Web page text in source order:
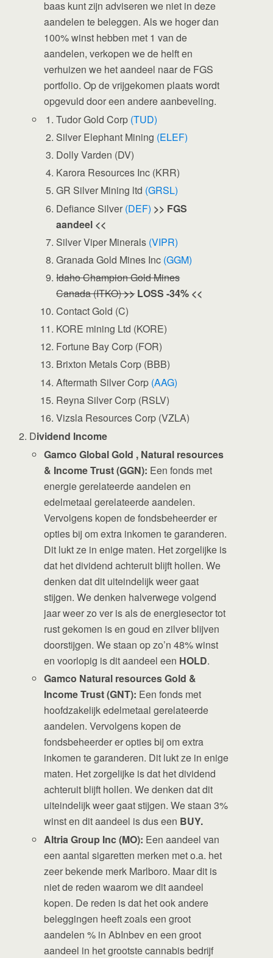
baas kunt zijn adviseren we niet in deze
aandelen te beleggen. Als we hoger dan
100% winst hebben met 1 van de
aandelen, verkopen we de helft en
verhuizen we het aandeel naar de FGS
portfolio. Op de vrijgekomen plaats wordt
opgevuld door een andere aanbeveling.
Tudor Gold Corp (TUD)
Silver Elephant Mining (ELEF)
Dolly Varden (DV)
Karora Resources Inc (KRR)
GR Silver Mining ltd (GRSL)
Defiance Silver (DEF) >> FGS
aandeel <<
Silver Viper Minerals (VIPR)
Granada Gold Mines Inc (GGM)
Idaho Champion Gold Mines
Canada (ITKO)>>LOSS -34% <<
Contact Gold (C)
KORE mining Ltd (KORE)
Fortune Bay Corp (FOR)
Brixton Metals Corp (BBB)
Aftermath Silver Corp (AAG)
Reyna Silver Corp (RSLV)
Vizsla Resources Corp (VZLA)
Dividend Income
Gamco Global Gold , Natural resources
& Income Trust (GGN): Een fonds met
energie gerelateerde aandelen en
edelmetaal gerelateerde aandelen.
Vervolgens kopen de fondsbeheerder er
opties bij om extra inkomen te garanderen.
Dit lukt ze in enige maten. Het zorgelijke is
dat het dividend achteruit blijft hollen. We
denken dat dit uiteindelijk weer gaat
stijgen. We denken halverwege volgend
jaar weer zo ver is als de energiesector tot
rust gekomen is en goud en zilver blijven
doorstijgen. We staan op zo’n 48% winst
en voorlopig is dit aandeel een HOLD.
Gamco Natural resources Gold &
Income Trust (GNT): Een fonds met
hoofdzakelijk edelmetaal gerelateerde
aandelen. Vervolgens kopen de
fondsbeheerder er opties bij om extra
inkomen te garanderen. Dit lukt ze in enige
maten. Het zorgelijke is dat het dividend
achteruit blijft hollen. We denken dat dit
uiteindelijk weer gaat stijgen. We staan 3%
winst en dit aandeel is dus een BUY.
Altria Group Inc (MO): Een aandeel van
een aantal sigaretten merken met o.a. het
zeer bekende merk Marlboro. Maar dit is
niet de reden waarom we dit aandeel
kopen. De reden is dat het ook andere
beleggingen heeft zoals een groot
aandelen % in AbInbev en een groot
aandeel in het grootste cannabis bedrijf